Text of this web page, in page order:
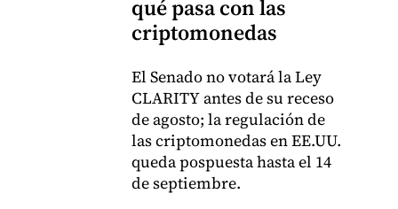
qué pasa con las
criptomonedas
El Senado no votará la Ley
CLARITY antes de su receso
de agosto; la regulación de
las criptomonedas en EE.UU.
queda pospuesta hasta el 14
de septiembre.